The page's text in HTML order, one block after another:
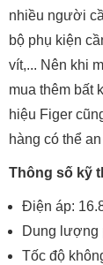
nhiều người
bộ phụ kiện
vít,... Nên khi
mua thêm bất
hiệu Figer
hàng có thể
Thông số kỹ
Điện áp:
Dung lượng
Tốc độ